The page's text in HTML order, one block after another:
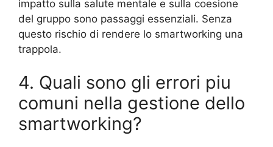
impatto sulla salute mentale e sulla coesione
del gruppo sono passaggi essenziali. Senza
questo rischio di rendere lo smartworking una
trappola.
4. Quali sono gli errori piu
comuni nella gestione dello
smartworking?